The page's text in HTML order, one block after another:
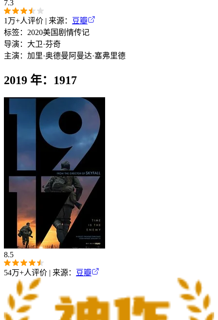
7.3
1万+人评价 | 来源：
豆瓣
标签： 2020美国 剧情传记
导演： 大卫·芬奇
主演： 加里·奥德曼 阿曼达·塞弗里德
2019 年：1917
8.5
54万+人评价 | 来源： 豆瓣